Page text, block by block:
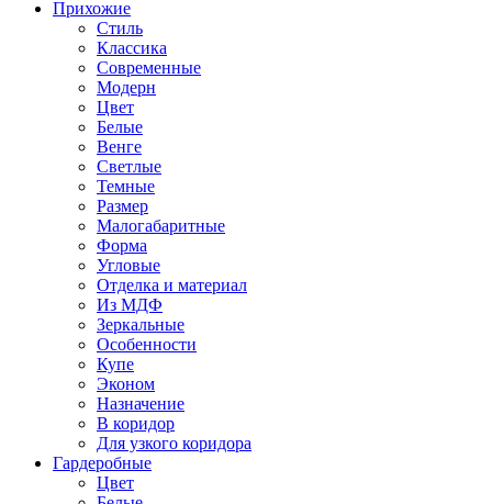
Прихожие
Стиль
Классика
Современные
Модерн
Цвет
Белые
Венге
Светлые
Темные
Размер
Малогабаритные
Форма
Угловые
Отделка и материал
Из МДФ
Зеркальные
Особенности
Купе
Эконом
Назначение
В коридор
Для узкого коридора
Гардеробные
Цвет